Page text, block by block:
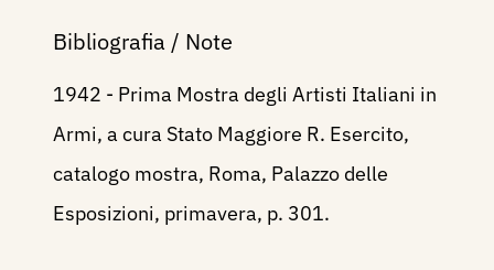
Bibliografia / Note
1942 - Prima Mostra degli Artisti Italiani in
Armi, a cura Stato Maggiore R. Esercito,
catalogo mostra, Roma, Palazzo delle
Esposizioni, primavera, p. 301.